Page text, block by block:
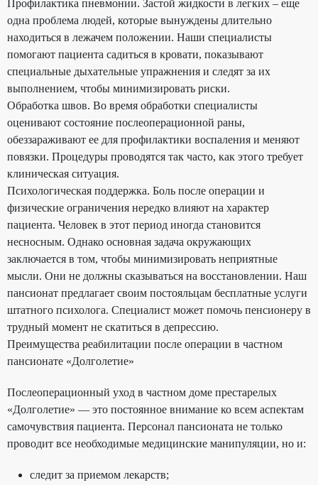
Профилактика пневмонии. Застой жидкости в легких – еще
одна проблема людей, которые вынуждены длительно
находиться в лежачем положении. Наши специалисты
помогают пациента садиться в кровати, показывают
специальные дыхательные упражнения и следят за их
выполнением, чтобы минимизировать риски.
Обработка швов. Во время обработки специалисты
оценивают состояние послеоперационной раны,
обеззараживают ее для профилактики воспаления и меняют
повязки. Процедуры проводятся так часто, как этого требует
клиническая ситуация.
Психологическая поддержка. Боль после операции и
физические ограничения нередко влияют на характер
пациента. Человек в этот период иногда становится
несносным. Однако основная задача окружающих
заключается в том, чтобы минимизировать неприятные
мысли. Они не должны сказываться на восстановлении. Наш
пансионат предлагает своим постояльцам бесплатные услуги
штатного психолога. Специалист может помочь пенсионеру в
трудный момент не скатиться в депрессию.
Преимущества реабилитации после операции в частном
пансионате «Долголетие»
Послеоперационный уход в частном доме престарелых
«Долголетие» — это постоянное внимание ко всем аспектам
самочувствия пациента. Персонал пансионата не только
проводит все необходимые медицинские манипуляции, но и:
следит за приемом лекарств;